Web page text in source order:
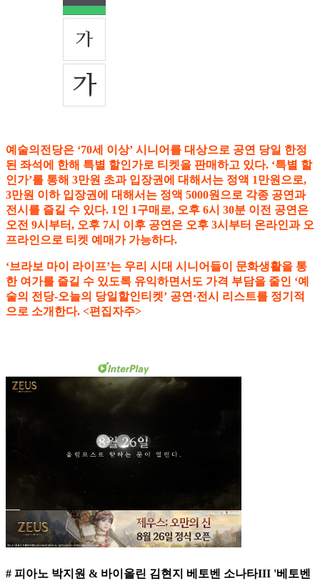
예술의전당은 ‘70세 이상’ 시니어를 대상으로 공연 당일 한정
된 좌석에 한해 특별 할인가로 티켓을 판매하고 있다. ‘특별 할
인가’를 통해 3만원 초과 입장권에 대해서는 정액 1만원으로,
3만원 이하 입장권에 대해서는 정액 5000원으로 각종 공연과
전시를 즐길 수 있다. 1인 1구매로, 오후 6시 30분 이전 공연은
오전 9시부터, 오후 7시 이후 공연은 오후 3시부터 온라인과 오
프라인으로 티켓 예매가 가능하다.
‘브라보 마이 라이프’는 우리 시대 시니어들이 문화생활을 통
한 여가를 즐길 수 있도록 유익하면서도 가격 부담을 줄인 ‘예
술의 전당-오늘의 당일할인티켓’ 공연·전시 리스트를 정기적
으로 소개한다. <편집자주>
# 피아노 박지원 & 바이올린 김현지 베토벤 소나타III '베토벤